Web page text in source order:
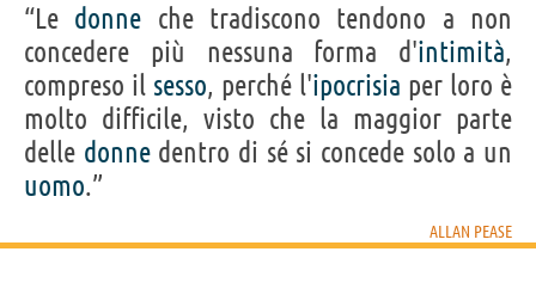
“Le donne che tradiscono tendono a non
concedere più nessuna forma d'intimità,
compreso il sesso, perché l'ipocrisia per loro è
molto difficile, visto che la maggior parte
delle donnedentro di sé si concede solo a un
uomo.”
ALLAN PEASE